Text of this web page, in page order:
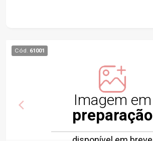
Cód. 61001
Imagem em
preparação